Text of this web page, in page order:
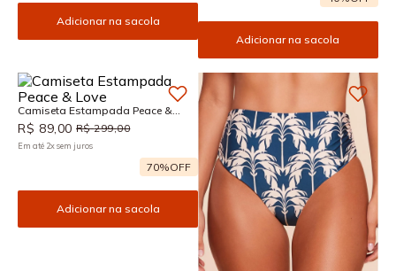
Adicionar na sacola
Adicionar na sacola
Camiseta Estampada Peace &
Love
R$ 89,00 R$ 299,00
Em até 2xsem juros
70%OFF
Adicionar na sacola